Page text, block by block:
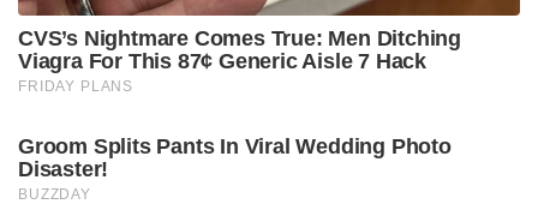
CVS’s Nightmare Comes True: Men Ditching
Viagra For This 87¢ Generic Aisle 7 Hack
FRIDAY PLANS
Groom Splits Pants In Viral Wedding Photo
Disaster!
BUZZDAY